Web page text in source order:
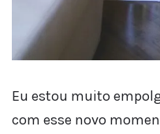
Eu estou muito
com esse novo